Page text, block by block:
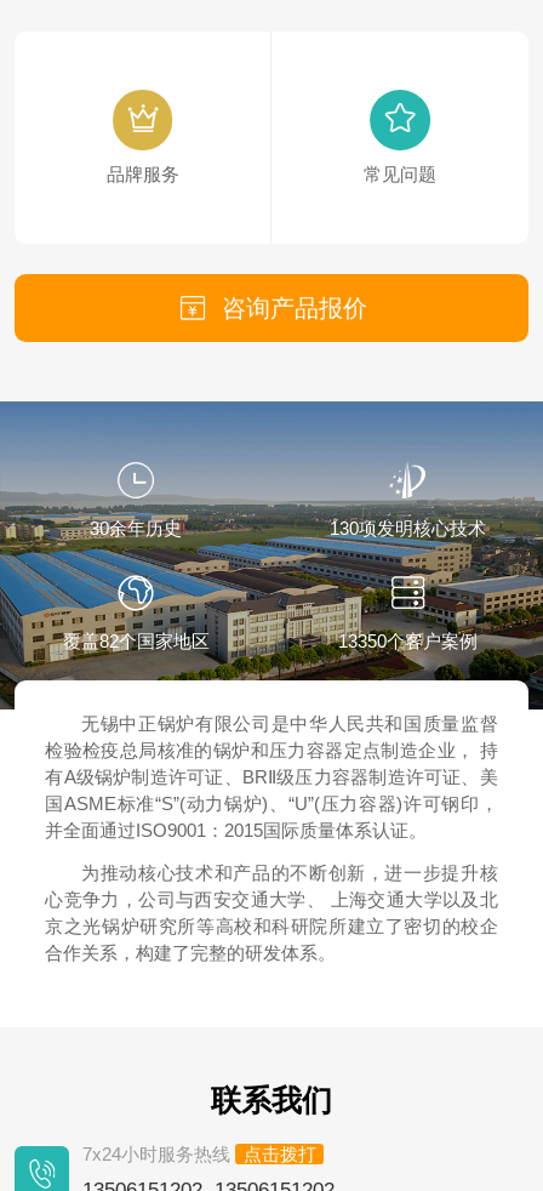
品牌服务 常见问题
咨询产品报价
30余年历史 130项发明核心技术
覆盖82个国家地区 13350个客户案例
无锡中正锅炉有限公司是中华人民共和国质量监督
检验检疫总局核准的锅炉和压力容器定点制造企业， 持
有A级锅炉制造许可证、BRⅡ级压力容器制造许可证、美
国ASME标准“S”(动力锅炉)、“U”(压力容器)许可钢印，
并全面通过ISO9001：2015国际质量体系认证。
为推动核心技术和产品的不断创新，进一步提升核
心竞争力，公司与西安交通大学、 上海交通大学以及北
京之光锅炉研究所等高校和科研院所建立了密切的校企
合作关系，构建了完整的研发体系。
联系我们
7x24小时服务热线 点击拨打